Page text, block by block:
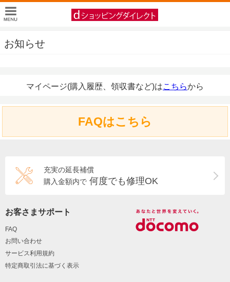
お知らせ
マイページ(購入履歴、領収書など)はこちらから
FAQはこちら
充実の延長補償
購入金額内で 何度でも修理OK
お客さまサポート
FAQ
お問い合わせ
サービス利用規約
特定商取引法に基づく表示